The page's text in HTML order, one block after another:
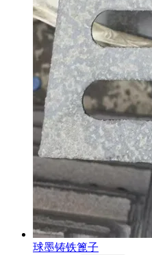
球墨铸铁篦子